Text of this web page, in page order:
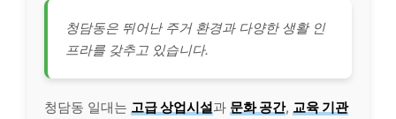
청담동은 뛰어난 주거 환경과 다양한 생활 인
프라를 갖추고 있습니다.
청담동 일대는 고급 상업시설과 문화 공간, 교육 기관